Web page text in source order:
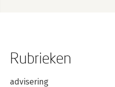
Rubrieken
advisering